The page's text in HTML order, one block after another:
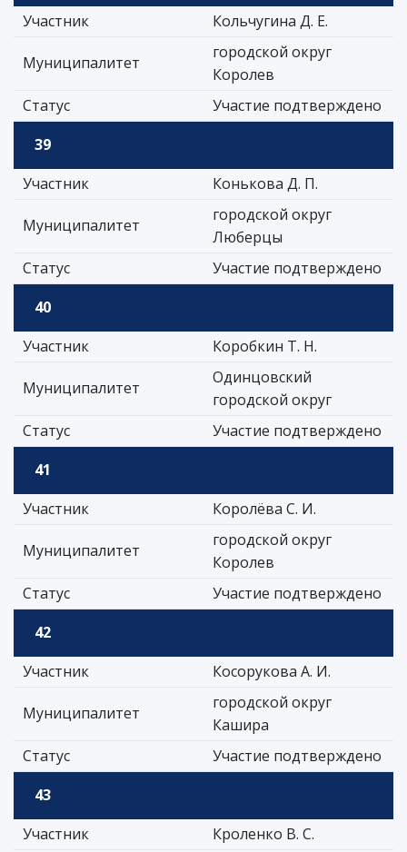
Участник Кольчугина Д. Е.
Муниципалитет
городской округ
Королев
Статус
Участие подтверждено
39
Участник
Конькова Д. П.
Муниципалитет
городской округ
Люберцы
Статус
Участие подтверждено
40
Участник
Коробкин Т. Н.
Муниципалитет
Одинцовский
городской округ
Статус
Участие подтверждено
41
Участник
Королёва С. И.
Муниципалитет
городской округ
Королев
Статус
Участие подтверждено
42
Участник
Косорукова А. И.
Муниципалитет
городской округ
Кашира
Статус
Участие подтверждено
43
Участник
Кроленко В. С.